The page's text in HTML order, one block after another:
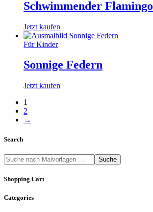
Schwimmender Flamingo
Jetzt kaufen
Für Kinder
Sonnige Federn
Jetzt kaufen
1
2
→
Search
Suche
Shopping Cart
Categories